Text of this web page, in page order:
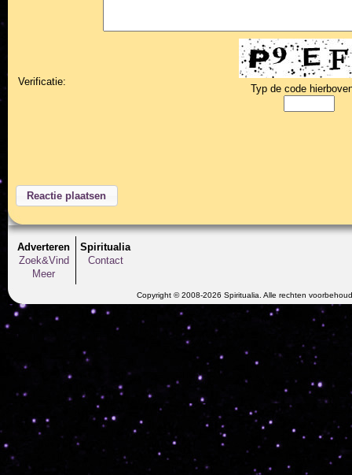
Verificatie:
Typ de code
Adverteren
Zoek&Vind
Meer
Spiritualia
Contact
Copyright © 2008-2026 Spiritualia. Alle rechten